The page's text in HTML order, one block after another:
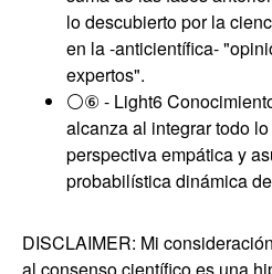
lo descubierto por la
en la -anticientífica-
expertos".
⚪⑥ - Light6
alcanza al integrar todo
perspectiva empática y
probabilística dinámica
DISCLAIMER: Mi